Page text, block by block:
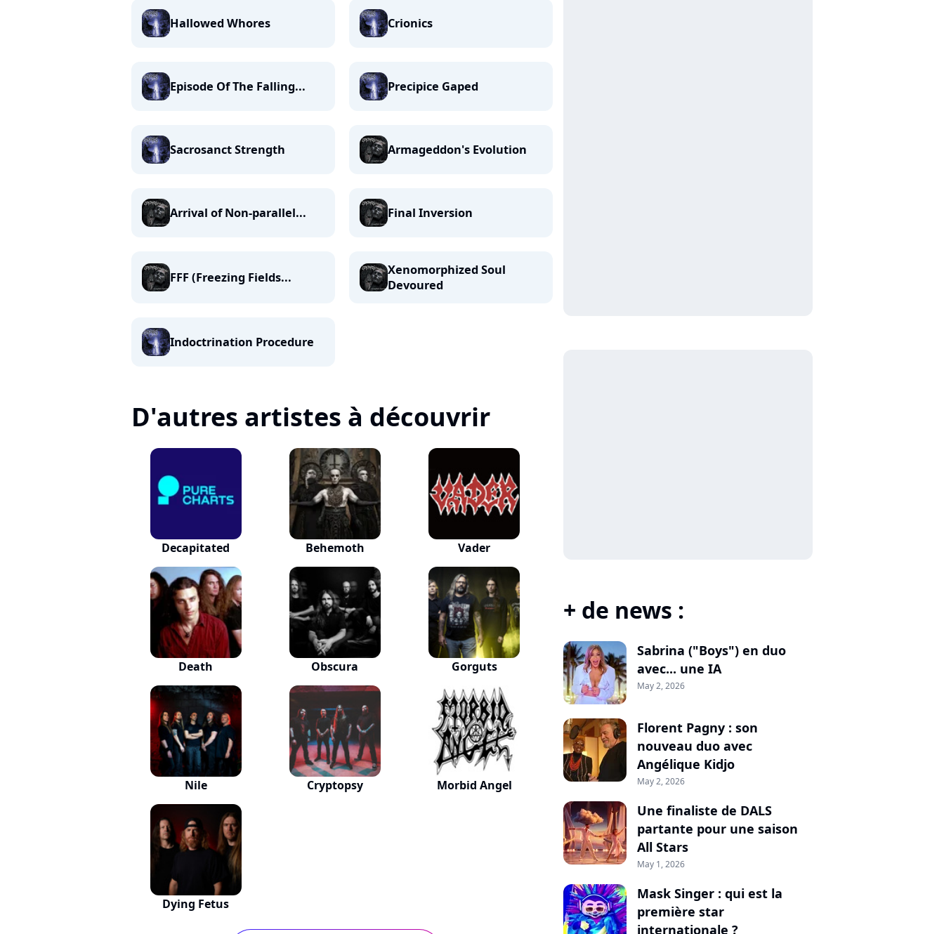
Hallowed Whores Crionics
Episode Of The Falling... Precipice Gaped
Sacrosanct Strength Armageddon's Evolution
Arrival of Non-parallel... Final Inversion
FFF (Freezing Fields...
Xenomorphized Soul
Devoured
Indoctrination Procedure
D'autres artistes à découvrir
Decapitated Behemoth Vader
Death Obscura Gorguts
Nile Cryptopsy Morbid Angel
Dying Fetus
+ de news :
Sabrina ("Boys") en duo
avec... une IA
May 2, 2026
Florent Pagny : son
nouveau duo avec
Angélique Kidjo
May 2, 2026
Une finaliste de DALS
partante pour une saison
All Stars
May 1, 2026
Mask Singer : qui est la
première star
internationale ?